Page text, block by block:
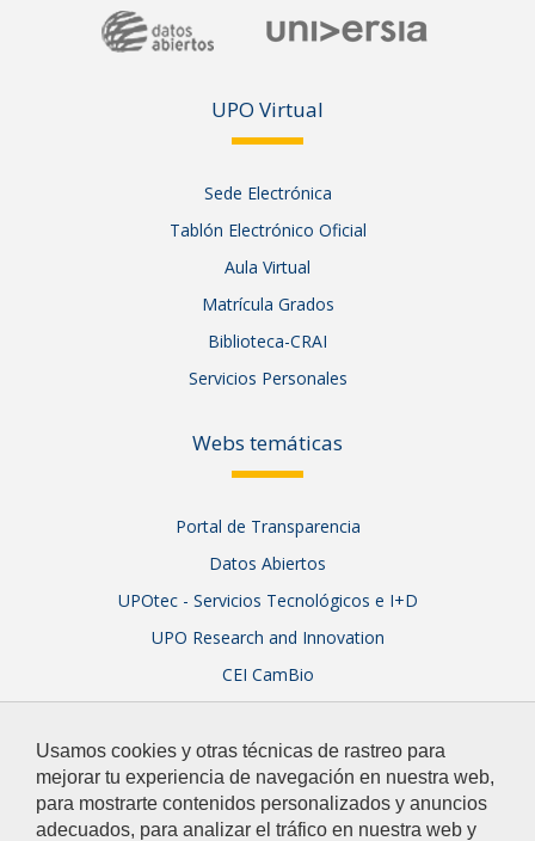
Usamos cookies y otras técnicas de rastreo para
mejorar tu experiencia de navegación en nuestra web,
para mostrarte contenidos personalizados y anuncios
adecuados, para analizar el tráfico en nuestra web y
UPO Virtual
Sede Electrónica
Tablón Electrónico Oficial
Aula Virtual
Matrícula Grados
Biblioteca-CRAI
Servicios Personales
Webs temáticas
Portal de Transparencia
Datos Abiertos
UPOtec - Servicios Tecnológicos e I+D
UPO Research and Innovation
CEI CamBio